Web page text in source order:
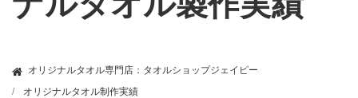
オリジナルタオル専門店：タオルショップジェイピー
オリジナルタオル制作実績